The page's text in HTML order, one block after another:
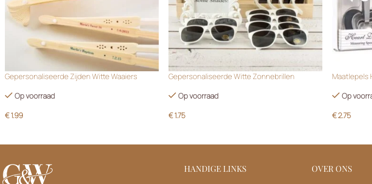
Gepersonaliseerde Zijden Witte Waaiers
Op voorraad
€1.99
Gepersonaliseerde Witte Zonnebrillen
Op voorraad
€1.75
Maatlepels
Op
€2.75
HANDIGE LINKS OVER ONS